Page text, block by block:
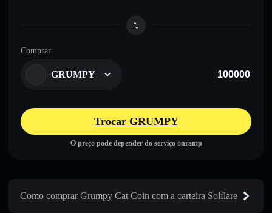
Comprar
GRUMPY
Trocar GRUMPY
O preço pode depender do serviço onramp
Como comprar Grumpy Cat Coin com a carteira Solflare